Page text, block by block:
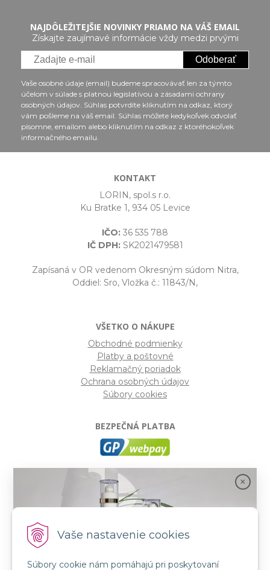
Vaše nastavenie cookies
Súbory cookie nám pomáhajú pri poskytovaní
NAJDÔLEŽITEJŠIE NOVINKY PRIAMO NA VÁŠ EMAIL
Získajte zaujímavé informácie vždy medzi prvými
Odoberať
Vaše osobné údaje (email) budeme spracovávať len za týmto
účelom v súlade s platnou legislatívou a zásadami ochrany
osobných údajov. Súhlas potvrdíte kliknutím na odkaz, ktorý
vám pošleme na váš email. Súhlas môžete kedykoľvek odvolať
písomne, emailom alebo kliknutím na odkaz z ktoréhokoľvek
informačného emailu.
KONTAKT
LORIN, spol.s r.o.
Ku Bratke 1, 934 05 Levice
IČO: 36 535 788
IČ DPH:SK2021479581
Zapísaná v OR vedenom Okresným súdom Nitra,
Oddiel: Sro, Vložka č.: 11843/N,
VŠETKO O NÁKUPE
Obchodné podmienky
Platby a poštovné
Reklamačný poriadok
Ochrana osobných údajov
Súbory cookies
BEZPEČNÁ PLATBA
- Moderný a bezpečný systém pre platby
kartou na internete. Je jedným z najpoužívanejších
platobných brán na slovenských e-shopoch. Spĺňa